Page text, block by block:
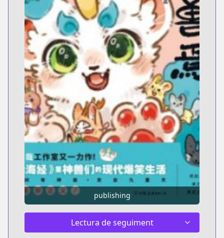
publishing
Lectura de seguiment